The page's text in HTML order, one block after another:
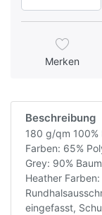
Merken
Beschreibung
180 g/qm 100%
Farben: 65%
Grey: 90%
Heather
eingefasst,